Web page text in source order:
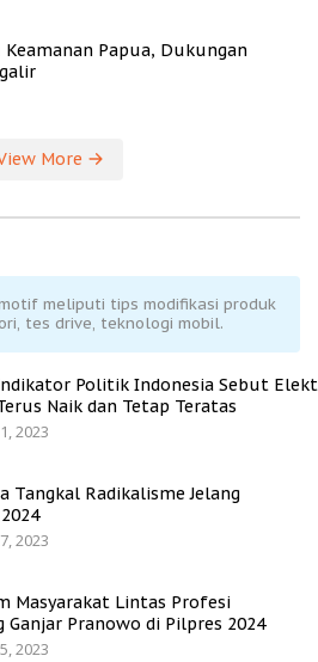
Keamanan Papua, Dukungan
More
meliputi tips modifikasi produk
tes drive, teknologi mobil.
Politik Indonesia Sebut
Naik dan Tetap Teratas
2023
Tangkal Radikalisme Jelang
2023
Masyarakat Lintas Profesi
Ganjar Pranowo di Pilpres 2024
2023